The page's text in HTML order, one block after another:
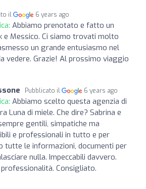
il 6 years ago
Abbiamo prenotato e fatto un
e Messico. Ci siamo trovati molto
un grande entusiasmo nel
vedere. Grazie! Al prossimo viaggio
Pubblicato il 6 years ago
Abbiamo scelto questa agenzia di
Luna di miele. Che dire? Sabrina e
gentili, simpatiche ma
e professionali in tutto e per
tutte le informazioni, documenti per
nulla. Impeccabili davvero.
Consigliato.